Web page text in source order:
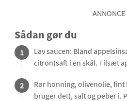
ANNONCE
Sådan gør du
1
Lav saucen: Bland
citron)saft i en skål. Tilsæt
2
Rør honning, olivenolie, fint
bruger det), salt og peber i.